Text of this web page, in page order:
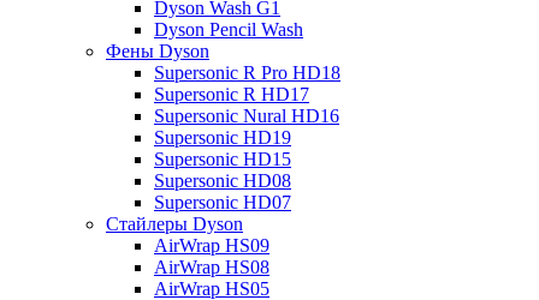
Dyson Wash G1
Dyson Pencil Wash
Фены Dyson
Supersonic R Pro HD18
Supersonic R HD17
Supersonic Nural HD16
Supersonic HD19
Supersonic HD15
Supersonic HD08
Supersonic HD07
Стайлеры Dyson
AirWrap HS09
AirWrap HS08
AirWrap HS05